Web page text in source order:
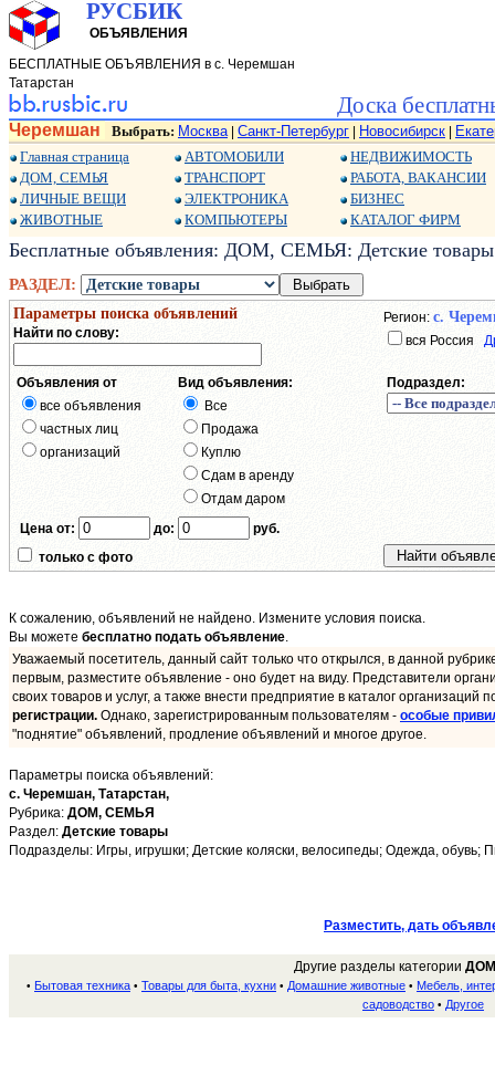
РУСБИК
ОБЪЯВЛЕНИЯ
БЕСПЛАТНЫЕ ОБЪЯВЛЕНИЯ в с. Черемшан
Татарстан
Доска
Черемшан Выбрать: Москва| Санкт-Петербург Новосибирск
Главная страница
ДОМ, СЕМЬЯ
ЛИЧНЫЕ ВЕЩИ
ЖИВОТНЫЕ
АВТОМОБИЛИ
ТРАНСПОРТ
ЭЛЕКТРОНИКА
КОМПЬЮТЕРЫ
НЕДВИЖИМОСТЬ
РАБОТА, ВАКАНСИИ
БИЗНЕС
КАТАЛОГ ФИРМ
Бесплатные объявления: ДОМ, СЕМЬЯ: Детские
РАЗДЕЛ:
Параметры поиска объявлений
Найти по слову:
Регион: с.
вся Россия
Объявления от
все объявления
частных лиц
организаций
Вид объявления:
Все
Продажа
Куплю
Сдам в аренду
Отдам даром
Подраздел:
Цена от: до:
руб.
только с фото
К сожалению, объявлений не найдено. Измените условия поиска.
Вы можете бесплатно подать объявление.
Уважаемый посетитель, данный сайт только что открылся, в данной
первым, разместите объявление - оно будет на виду. Представители
своих товаров и услуг, а также внести предприятие в каталог организаций
регистрации. Однако, зарегистрированным пользователям - особые
"поднятие" объявлений, продление объявлений и многое другое.
Параметры поиска объявлений:
с. Черемшан, Татарстан,
Рубрика: ДОМ, СЕМЬЯ
Раздел: Детские товары
Подразделы: Игры, игрушки; Детские коляски, велосипеды; Одежда, обувь;
Разместить, дать
Другие разделы категории
• Бытовая техника • Товары для быта, кухни • Домашние животные • Мебель,
садоводство • Другое